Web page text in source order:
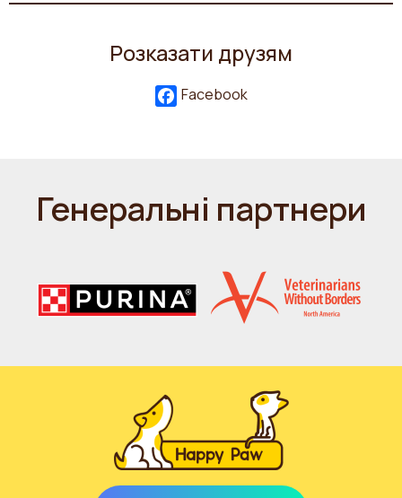
Розказати друзям
Facebook
Генеральні партнери